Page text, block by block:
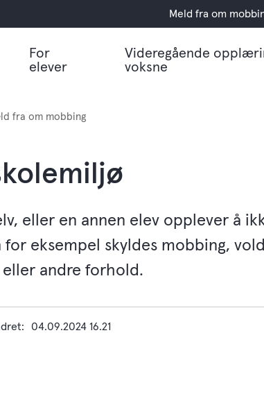
Meld fra om
For
elever
Videregående
voksne
fra om mobbing
eller en annen elev opplever å
for eksempel skyldes mobbing,
eller andre forhold.
04.09.2024 16.21